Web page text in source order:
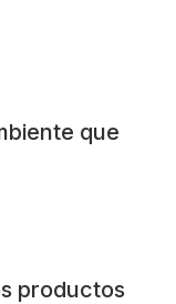
que
productos